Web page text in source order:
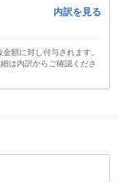
内訳を見る
額に対し付与されます。
は内訳からご確認くださ